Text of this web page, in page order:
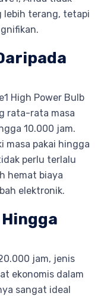
lebih terang, tetapi
High Power Bulb
rata-rata masa
10.000 jam.
masa pakai hingga
perlu terlalu
hemat biaya
elektronik.
jam, jenis
ekonomis dalam
sangat ideal